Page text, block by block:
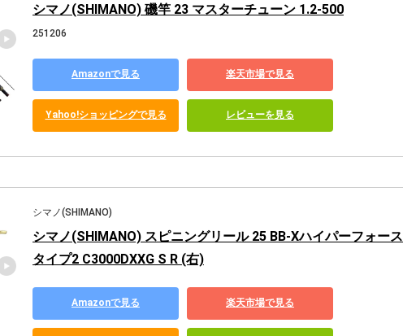
シマノ(SHIMANO) 磯竿 23 マスターチューン 1.2-500
251206
Amazonで見る 楽天市場で見る
Yahoo!ショッピングで見る レビューを見る
シマノ(SHIMANO)
シマノ(SHIMANO) スピニングリール 25 BB-Xハイパーフォース
タイプ2 C3000DXXG S R (右)
Amazonで見る 楽天市場で見る